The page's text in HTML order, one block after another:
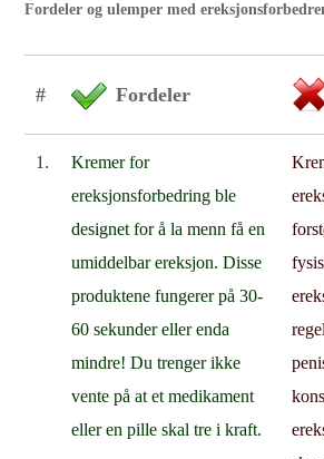
Fordeler og ulemper med
# Fordeler
1.
Kremer for
ereksjonsforbedring ble
designet for å la menn få en
umiddelbar ereksjon. Disse
produktene fungerer på 30-
60 sekunder eller enda
mindre! Du trenger ikke
vente på at et medikament
eller en pille skal tre i kraft.